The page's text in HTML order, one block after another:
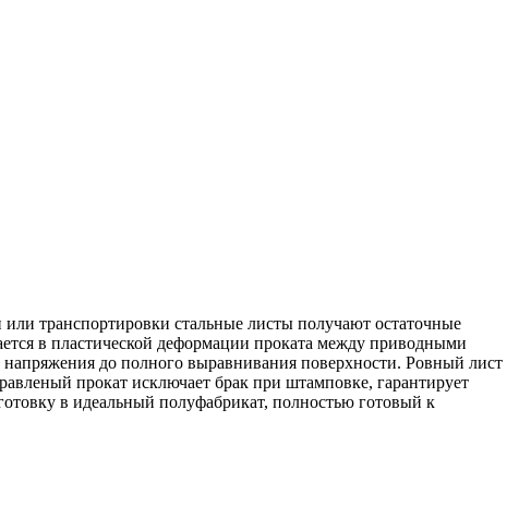
транспортировки стальные листы получают остаточные
в пластической деформации проката между приводными
до полного выравнивания поверхности. Ровный лист
прокат исключает брак при штамповке, гарантирует
в идеальный полуфабрикат, полностью готовый к